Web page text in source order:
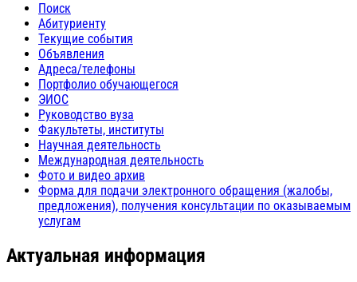
Поиск
Абитуриенту
Текущие события
Объявления
Адреса/телефоны
Портфолио обучающегося
ЭИОС
Руководство вуза
Факультеты, институты
Научная деятельность
Международная деятельность
Фото и видео архив
Форма для подачи электронного обращения (жалобы,
предложения), получения консультации по оказываемым
услугам
Актуальная информация